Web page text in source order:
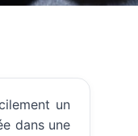
un
dans une